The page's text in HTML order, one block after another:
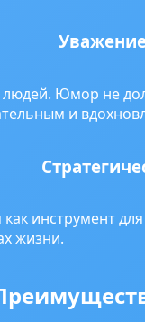
людей. Юмор не
и
инструмент
жизни.